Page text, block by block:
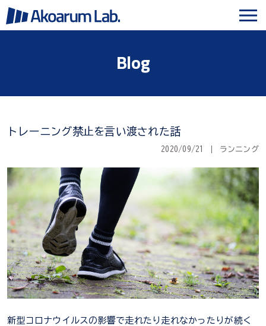
Blog
トレーニング禁止を言い渡された話
2020/09/21 ランニング
新型コロナウイルスの影響で走れたり走れなかったりが続く